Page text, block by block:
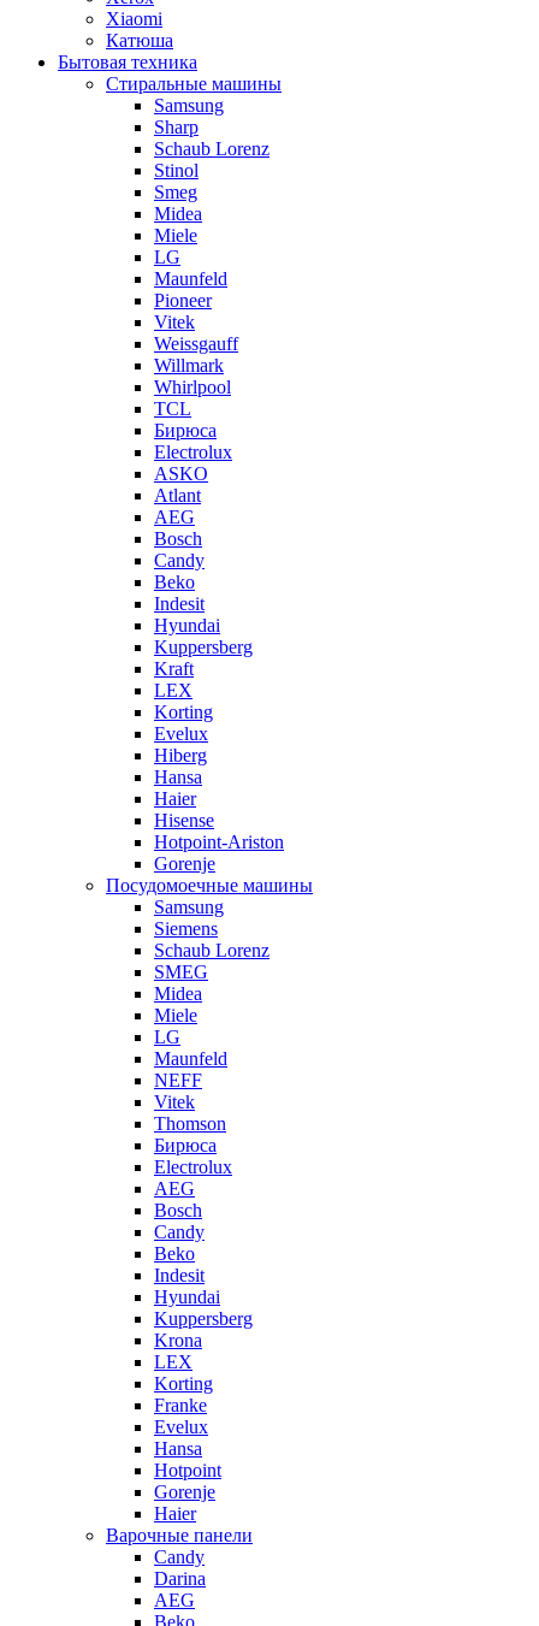
Xiaomi
Катюша
Бытовая техника
Стиральные машины
Samsung
Sharp
Schaub Lorenz
Stinol
Smeg
Midea
Miele
LG
Maunfeld
Pioneer
Vitek
Weissgauff
Willmark
Whirlpool
TCL
Бирюса
Electrolux
ASKO
Atlant
AEG
Bosch
Candy
Beko
Indesit
Hyundai
Kuppersberg
Kraft
LEX
Korting
Evelux
Hiberg
Hansa
Haier
Hisense
Hotpoint-Ariston
Gorenje
Посудомоечные машины
Samsung
Siemens
Schaub Lorenz
SMEG
Midea
Miele
LG
Maunfeld
NEFF
Vitek
Thomson
Бирюса
Electrolux
AEG
Bosch
Candy
Beko
Indesit
Hyundai
Kuppersberg
Krona
LEX
Korting
Franke
Evelux
Hansa
Hotpoint
Gorenje
Haier
Варочные панели
Candy
Darina
AEG